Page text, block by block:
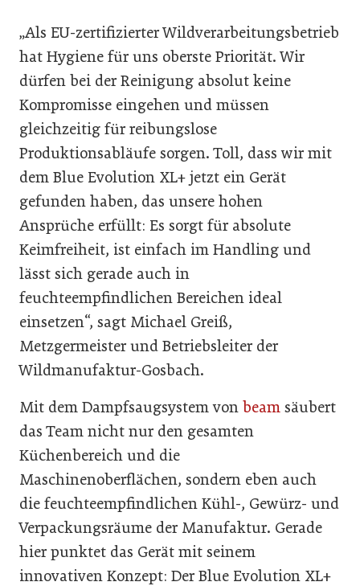
„Als EU-zertifizierter Wildverarbeitungsbetrieb
hat Hygiene für uns oberste Priorität. Wir
dürfen bei der Reinigung absolut keine
Kompromisse eingehen und müssen
gleichzeitig für reibungslose
Produktionsabläufe sorgen. Toll, dass wir mit
dem Blue Evolution XL+ jetzt ein Gerät
gefunden haben, das unsere hohen
Ansprüche erfüllt: Es sorgt für absolute
Keimfreiheit, ist einfach im Handling und
lässt sich gerade auch in
feuchteempfindlichen Bereichen ideal
einsetzen“, sagt Michael Greiß,
Metzgermeister und Betriebsleiter der
Wildmanufaktur-Gosbach.
Mit dem Dampfsaugsystem von beam säubert
das Team nicht nur den gesamten
Küchenbereich und die
Maschinenoberflächen, sondern eben auch
die feuchteempfindlichen Kühl-, Gewürz- und
Verpackungsräume der Manufaktur. Gerade
hier punktet das Gerät mit seinem
innovativen Konzept: Der Blue Evolution XL+